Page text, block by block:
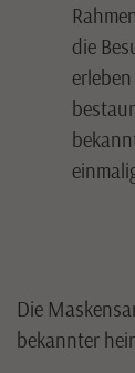
die
Die
bekannter